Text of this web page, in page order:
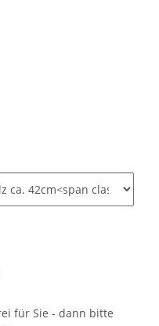
für Sie - dann bitte